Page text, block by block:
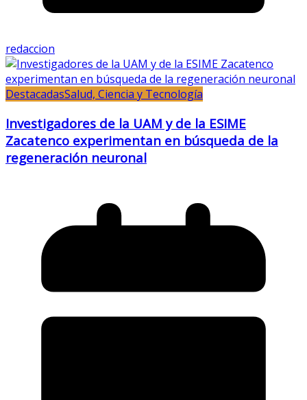
redaccion
DestacadasSalud, Ciencia y Tecnología
Investigadores de la UAM y de la ESIME
Zacatenco experimentan en búsqueda de la
regeneración neuronal